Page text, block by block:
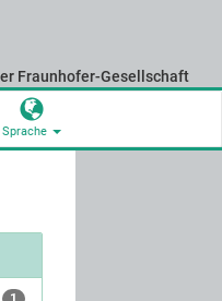
Fraunhofer-Gesellschaft
Sprache